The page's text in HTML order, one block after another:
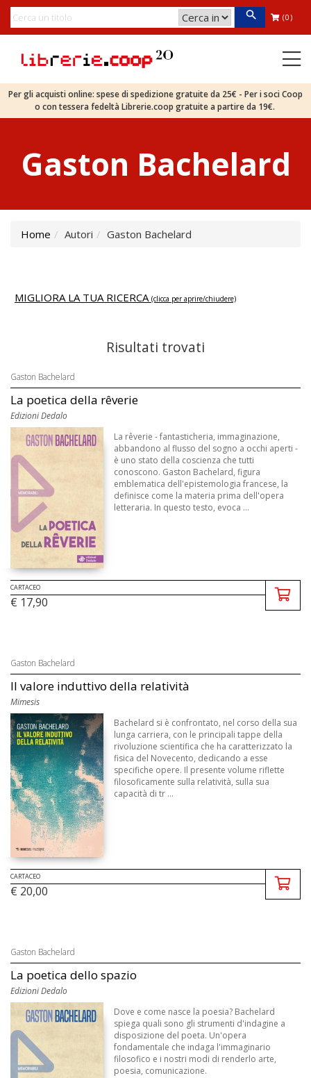
(0)
Per gli acquisti online: spese di spedizione gratuite da 25€ - Per i soci Coop
o con tessera fedeltà Librerie.coop gratuite a partire da 19€.
Gaston Bachelard
Home Autori Gaston Bachelard
MIGLIORA LA TUA RICERCA (clicca per aprire/chiudere)
Risultati trovati
Gaston Bachelard
La poetica della rêverie
Edizioni Dedalo
La rêverie - fantasticheria, immaginazione,
abbandono al flusso del sogno a occhi aperti -
è uno stato della coscienza che tutti
conoscono. Gaston Bachelard, figura
emblematica dell'epistemologia francese, la
definisce come la materia prima dell'opera
letteraria. In questo testo, evoca ...
CARTACEO
€ 17,90
Gaston Bachelard
Il valore induttivo della relatività
Mimesis
Bachelard si è confrontato, nel corso della sua
lunga carriera, con le principali tappe della
rivoluzione scientifica che ha caratterizzato la
fisica del Novecento, dedicando a esse
specifiche opere. Il presente volume riflette
filosoficamente sulla relatività, sulla sua
capacità di tr ...
CARTACEO
€ 20,00
Gaston Bachelard
La poetica dello spazio
Edizioni Dedalo
Dove e come nasce la poesia? Bachelard
spiega quali sono gli strumenti d'indagine a
disposizione del poeta. Un'opera
fondamentale che indaga l'immaginario
filosofico e i nostri modi di renderlo arte,
poesia, comunicazione.